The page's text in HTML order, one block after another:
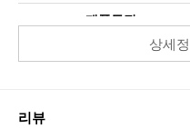
제품특징
인샤워 마스크
IN SHOWER MASK
상세
리뷰